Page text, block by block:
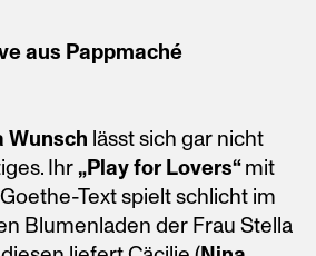
aus Pappmaché
Wunsch lässt sich gar nicht
Ihr„Play for Lovers“mit
Text spielt schlicht im
Blumenladen der Frau Stella